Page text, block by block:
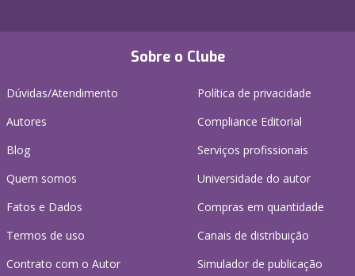
Sobre o Clube
Dúvidas/Atendimento
Autores
Blog
Quem somos
Fatos e Dados
Termos de uso
Contrato com o Autor
Política de privacidade
Compliance Editorial
Serviços profissionais
Universidade do autor
Compras em quantidade
Canais de distribuição
Simulador de publicação